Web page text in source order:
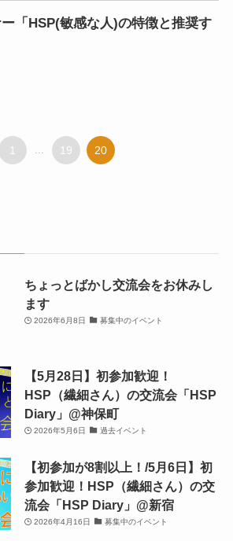
「HSP(敏感な人)の特徴と推奨す
1 19 20
ちょっとばかし交流会をお休みし
ます
2026年6月8日 募集中のイベント
【5月28日】初参加歓迎！
HSP（繊細さん）の交流会「HSP
Diary」@神保町
2026年5月6日 過去イベント
【初参加が8割以上！/5月6日】初
参加歓迎！HSP（繊細さん）の交
流会「HSP Diary」@新宿
2026年4月16日 募集中のイベント